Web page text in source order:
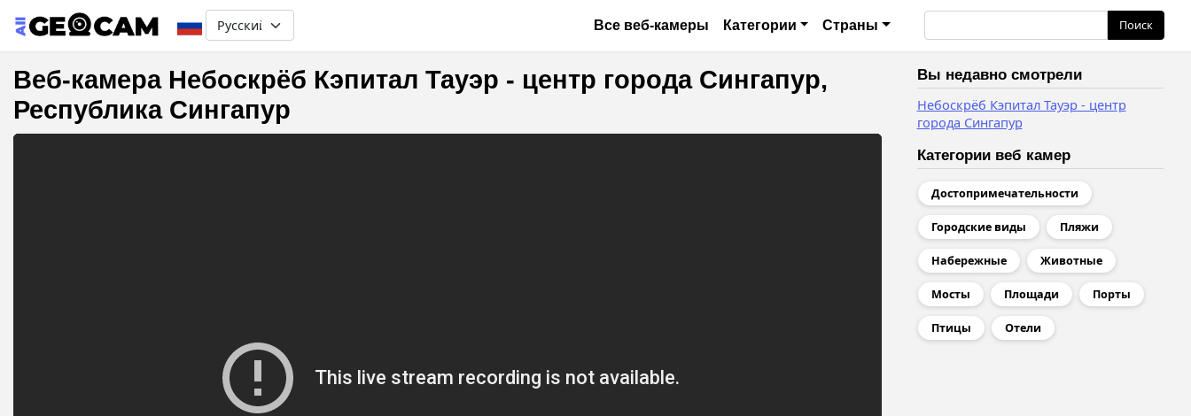
Select your language Основная навигация
Все веб-камеры Категории Страны Поиск
Веб-камера Небоскрёб Кэпитал Тауэр - центр города Сингапур,
Республика Сингапур
Вы недавно смотрели
Небоскрёб Кэпитал Тауэр - центр
города Сингапур
Категории веб камер
Достопримечательности
Городские виды Пляжи
Набережные Животные
Мосты Площади Порты
Птицы Отели